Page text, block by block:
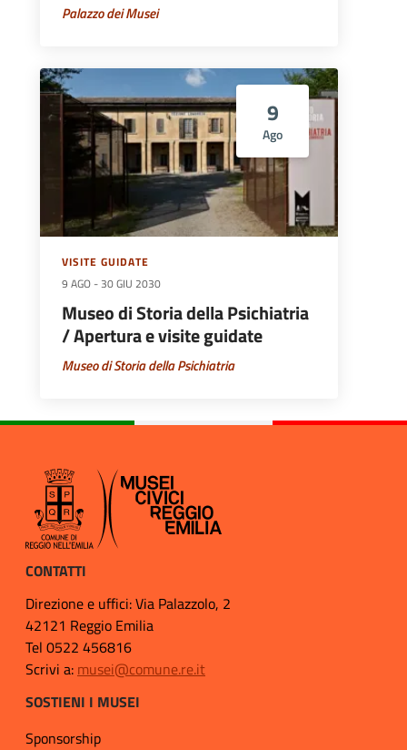
Palazzo dei Musei
9
Ago
VISITE GUIDATE
9 AGO -30 GIU 2030
Museo di Storia della Psichiatria
/ Apertura e visite guidate
Museo di Storia della Psichiatria
CONTATTI
Direzione e uffici: Via Palazzolo, 2
42121 Reggio Emilia
Tel 0522 456816
Scrivi a: musei@comune.re.it
SOSTIENI I MUSEI
Sponsorship